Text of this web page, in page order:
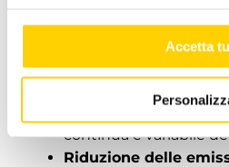
Accetta
calore e caldaie a
Alta efficienza
riscaldamento
che
continua e variabile
Riduzione delle